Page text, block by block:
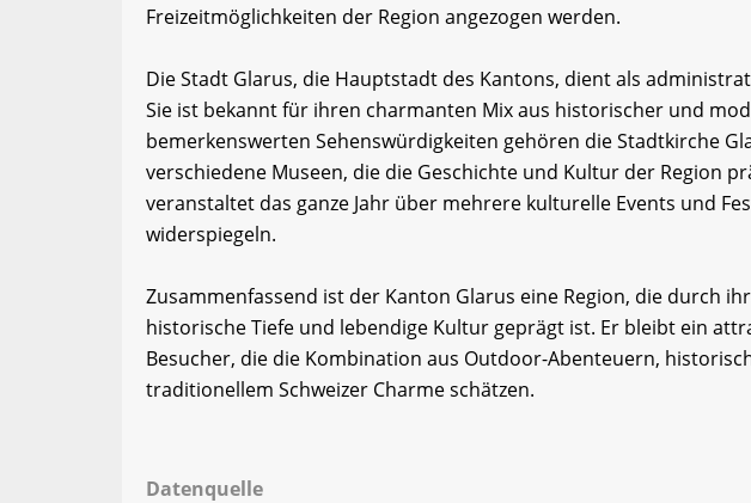
Freizeitmöglichkeiten der Region angezogen werden.
Die Stadt Glarus, die Hauptstadt des Kantons, dient als
Sie ist bekannt für ihren charmanten Mix aus historischer und
bemerkenswerten Sehenswürdigkeiten gehören die Stadtkirche
verschiedene Museen, die die Geschichte und Kultur der Region
veranstaltet das ganze Jahr über mehrere kulturelle Events und
widerspiegeln.
Zusammenfassend ist der Kanton Glarus eine Region, die durch
historische Tiefe und lebendige Kultur geprägt ist. Er bleibt ein
Besucher, die die Kombination aus Outdoor-Abenteuern,
traditionellem Schweizer Charme schätzen.
Datenquelle